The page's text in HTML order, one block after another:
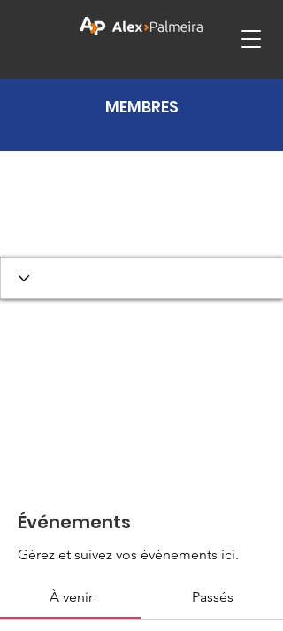
MEMBRES
Événements
Gérez et suivez vos événements ici.
À venir Passés